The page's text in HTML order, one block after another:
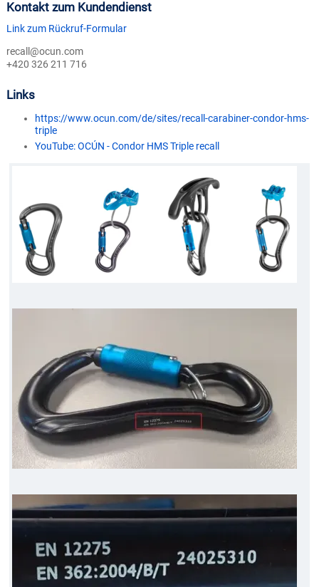
Kontakt zum Kundendienst
Link zum Rückruf-Formular
recall@ocun.com
+420 326 211 716
Links
https://www.ocun.com/de/sites/recall-carabiner-condor-hms-
triple
YouTube: OCÚN - Condor HMS Triple recall